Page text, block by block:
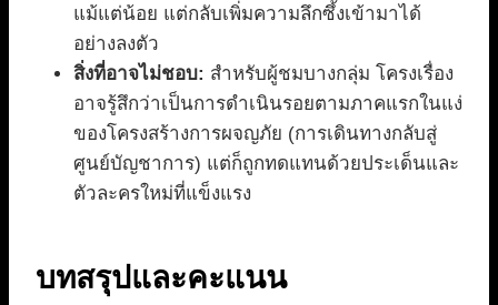
แม้แต่น้อย แต่กลับเพิ่มความลึกซึ้งเข้ามาได้
อย่างลงตัว
สิ่งที่อาจไม่ชอบ: สำหรับผู้ชมบางกลุ่ม โครงเรื่อง
อาจรู้สึกว่าเป็นการดำเนินรอยตามภาคแรกในแง่
ของโครงสร้างการผจญภัย (การเดินทางกลับสู่
ศูนย์บัญชาการ) แต่ก็ถูกทดแทนด้วยประเด็นและ
ตัวละครใหม่ที่แข็งแรง
บทสรุปและคะแนน